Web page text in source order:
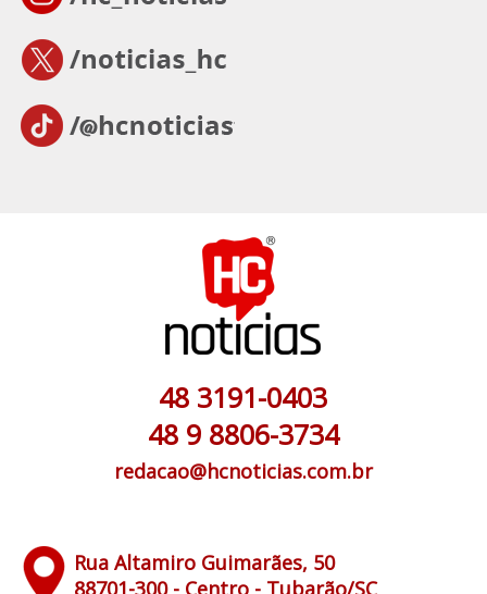
48 3191-0403
48 9 8806-3734
redacao@hcnoticias.com.br
Rua Altamiro Guimarães, 50
88701-300 - Centro - Tubarão/SC